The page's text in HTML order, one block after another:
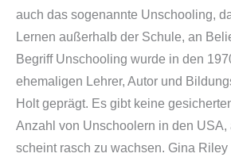
auch das sogenannte Unschooling,
Lernen außerhalb der Schule, an
Begriff Unschooling wurde in den
ehemaligen Lehrer, Autor und
Holt geprägt. Es gibt keine
Anzahl von Unschoolern in den USA,
scheint rasch zu wachsen. Gina Riley